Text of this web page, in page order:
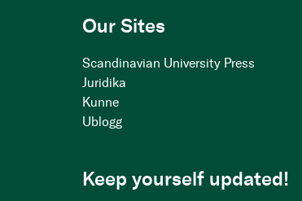
Our Sites
Scandinavian University Press
Juridika
Kunne
Ublogg
Keep yourself updated!